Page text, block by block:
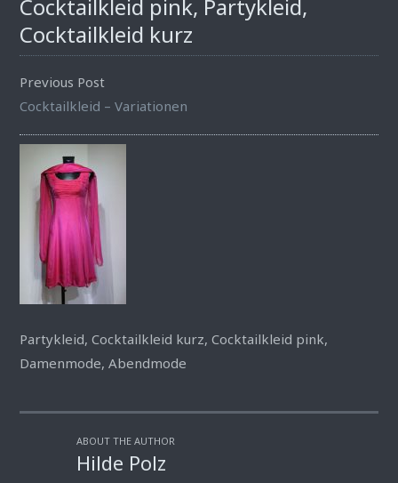
Cocktailkleid pink, Partykleid,
Cocktailkleid kurz
Previous Post
Cocktailkleid – Variationen
Partykleid, Cocktailkleid kurz, Cocktailkleid pink,
Damenmode, Abendmode
ABOUT THE AUTHOR
Hilde Polz